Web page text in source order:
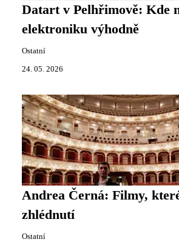
Datart v Pelhřimově: Kde
elektroniku výhodně
Ostatní
24. 05. 2026
Andrea Černá: Filmy,
zhlédnutí
Ostatní